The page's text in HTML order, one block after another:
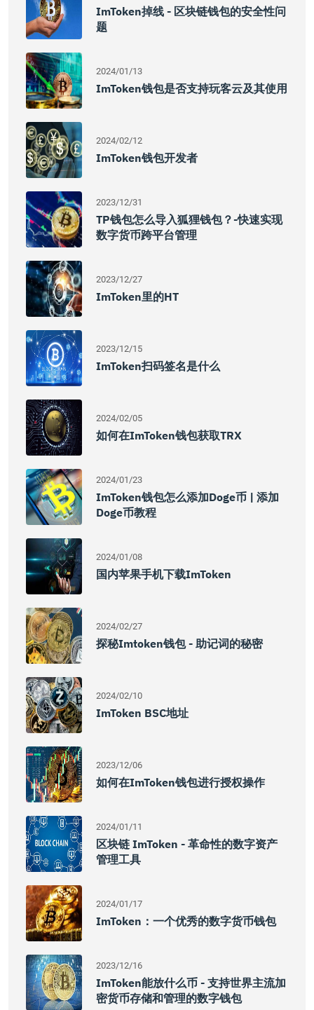
ImToken掉线 - 区块链钱包的安全性问
题
2024/01/13
ImToken钱包是否支持玩客云及其使用
2024/02/12
ImToken钱包开发者
2023/12/31
TP钱包怎么导入狐狸钱包？-快速实现
数字货币跨平台管理
2023/12/27
ImToken里的HT
2023/12/15
ImToken扫码签名是什么
2024/02/05
如何在imToken钱包获取TRX
2024/01/23
ImToken钱包怎么添加Doge币 | 添加
Doge币教程
2024/01/08
国内苹果手机下载imToken
2024/02/27
探秘imtoken钱包 - 助记词的秘密
2024/02/10
ImToken BSC地址
2023/12/06
如何在imToken钱包进行授权操作
2024/01/11
区块链 ImToken - 革命性的数字资产
管理工具
2024/01/17
ImToken：一个优秀的数字货币钱包
2023/12/16
ImToken能放什么币 - 支持世界主流加
密货币存储和管理的数字钱包